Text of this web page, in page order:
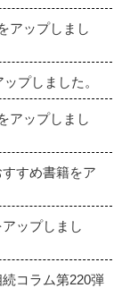
アップしまし
プしました。
アップしまし
すめ書籍をア
ップしまし
コラム第220弾